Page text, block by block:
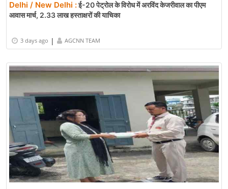
Delhi / New Delhi :ई-20 पेट्रोल के विरोध में अरविंद केजरीवाल का पीएम
आवास मार्च, 2.33 लाख हस्ताक्षरों की याचिका
3 days ago | AGCNN TEAM